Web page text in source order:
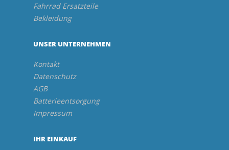
Fahrrad Ersatzteile
Bekleidung
UNSER UNTERNEHMEN
Kontakt
Datenschutz
AGB
Batterieentsorgung
Impressum
IHR EINKAUF